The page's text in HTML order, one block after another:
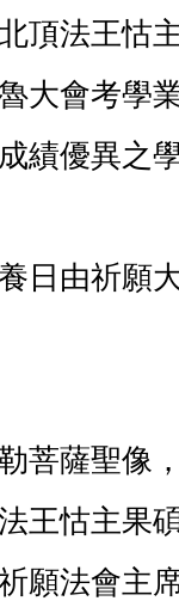
頂法王怙
大會考學
績優異之
日由祈願
菩薩聖像
王怙主果
願法會主